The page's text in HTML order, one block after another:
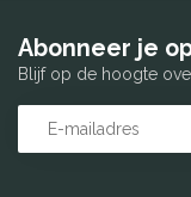
Abonneer je
Blijf op de hoogte